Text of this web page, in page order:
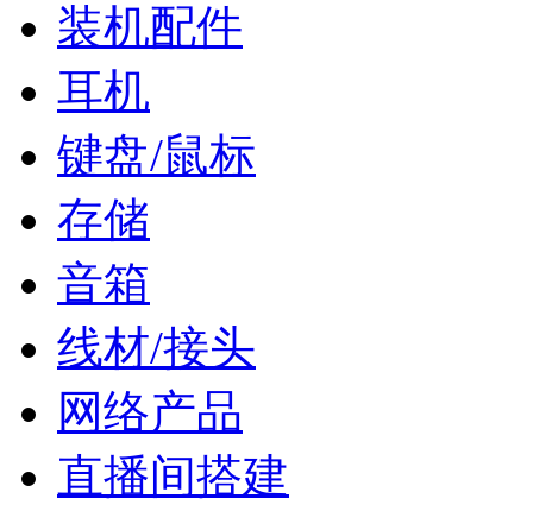
装机配件
耳机
键盘/鼠标
存储
音箱
线材/接头
网络产品
直播间搭建